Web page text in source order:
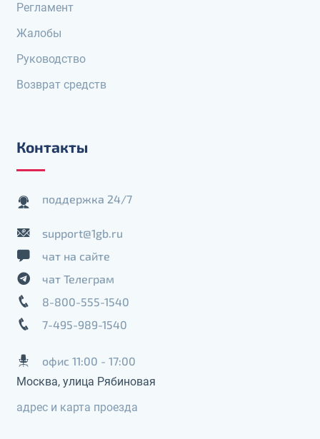
Регламент
Жалобы
Руководство
Возврат средств
Контакты
поддержка 24/7
support@1gb.ru
чат на сайте
чат Телеграм
8-800-555-1540
7-495-989-1540
офис 11:00 - 17:00
Москва, улица Рябиновая
адрес и карта проезда